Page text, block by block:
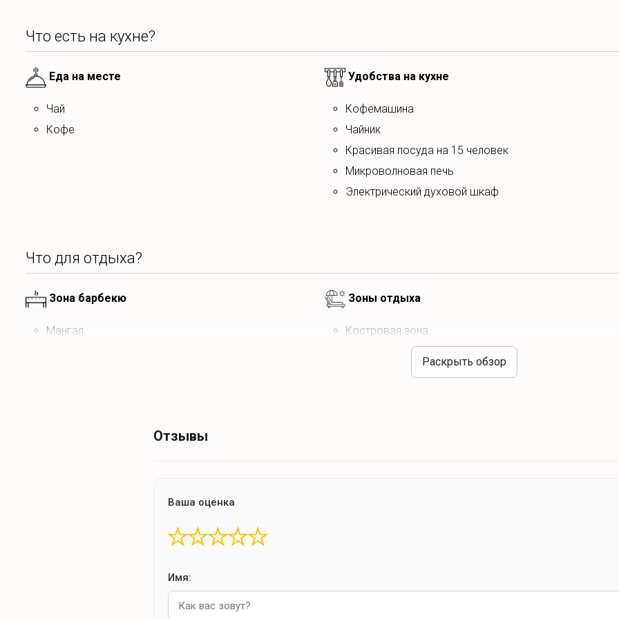
Что есть на кухне?
Еда на месте
Чай
Кофе
Удобства на кухне
Кофемашина
Чайник
Красивая посуда на 15 человек
Микроволновая печь
Электрический духовой шкаф
Что для отдыха?
Зона барбекю
Мангал
Зоны отдыха
Костровая зона
Раскрыть обзор
Отзывы
Ваша оценка
★
★
★
★
★
Имя: